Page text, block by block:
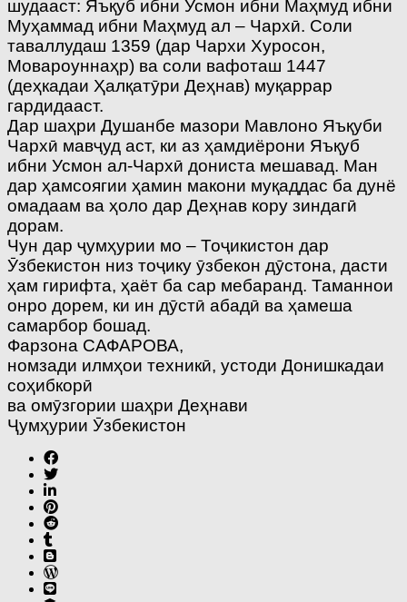
шудааст: Яъқуб ибни Усмон ибни Маҳмуд ибни
Муҳаммад ибни Маҳмуд ал – Чархӣ. Соли
таваллудаш 1359 (дар Чархи Хуросон,
Мовароуннаҳр) ва соли вафоташ 1447
(деҳкадаи Ҳалқатӯри Деҳнав) муқаррар
гардидааст.
Дар шаҳри Душанбе мазори Мавлоно Яъқуби
Чархӣ мавҷуд аст, ки аз ҳамдиёрони Яъқуб
ибни Усмон ал-Чархӣ дониста мешавад. Ман
дар ҳамсоягии ҳамин макони муқаддас ба дунё
омадаам ва ҳоло дар Деҳнав кору зиндагӣ
дорам.
Чун дар ҷумҳурии мо – Тоҷикистон дар
Ӯзбекистон низ тоҷику ӯзбекон дӯстона, дасти
ҳам гирифта, ҳаёт ба сар мебаранд. Таманнои
онро дорем, ки ин дӯстӣ абадӣ ва ҳамеша
самарбор бошад.
Фарзона САФАРОВА,
номзади илмҳои техникӣ, устоди Донишкадаи
соҳибкорӣ
ва омӯзгории шаҳри Деҳнави
Ҷумҳурии Ӯзбекистон